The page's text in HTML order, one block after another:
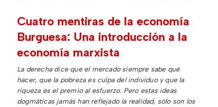
Cuatro mentiras de la economía
Burguesa: Una introducción a la
economía marxista
La derecha dice que el mercado siempre sabe qué
hacer, que la pobreza es culpa del individuo y que la
riqueza es el premio al esfuerzo. Pero estas ideas
dogmáticas jamás han reflejado la realidad, sólo son los